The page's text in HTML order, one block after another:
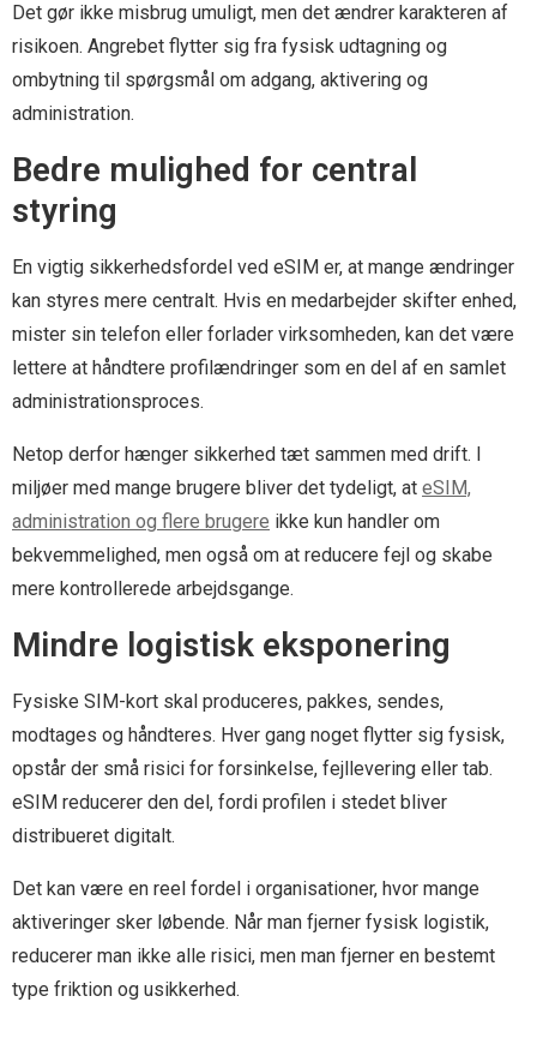
Det gør ikke misbrug umuligt, men det ændrer karakteren af
risikoen. Angrebet flytter sig fra fysisk udtagning og
ombytning til spørgsmål om adgang, aktivering og
administration.
Bedre mulighed for central
styring
En vigtig sikkerhedsfordel ved eSIM er, at mange ændringer
kan styres mere centralt. Hvis en medarbejder skifter enhed,
mister sin telefon eller forlader virksomheden, kan det være
lettere at håndtere profilændringer som en del af en samlet
administrationsproces.
Netop derfor hænger sikkerhed tæt sammen med drift. I
miljøer med mange brugere bliver det tydeligt, at eSIM,
administration og flere brugere ikke kun handler om
bekvemmelighed, men også om at reducere fejl og skabe
mere kontrollerede arbejdsgange.
Mindre logistisk eksponering
Fysiske SIM-kort skal produceres, pakkes, sendes,
modtages og håndteres. Hver gang noget flytter sig fysisk,
opstår der små risici for forsinkelse, fejllevering eller tab.
eSIM reducerer den del, fordi profilen i stedet bliver
distribueret digitalt.
Det kan være en reel fordel i organisationer, hvor mange
aktiveringer sker løbende. Når man fjerner fysisk logistik,
reducerer man ikke alle risici, men man fjerner en bestemt
type friktion og usikkerhed.